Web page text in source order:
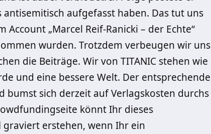
aufgefasst haben. Das tut uns
„Marcel Reif-Ranicki – der Echte“
wurden. Trotzdem verbeugen wir uns
die Beiträge. Wir von TITANIC stehen wie
und eine bessere Welt. Der entsprechende
sich derzeit auf Verlagskosten durchs
könnt Ihr dieses
erstehen, wenn Ihr ein